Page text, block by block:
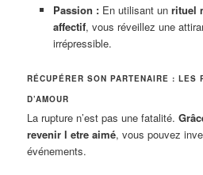
Passion :En utilisant un rituel
affectif, vous réveillez une
irrépressible.
RÉCUPÉRER SON PARTENAIRE : LES
D’AMOUR
La rupture n’est pas une fatalité.
revenir l etre aimé, vous pouvez
événements.